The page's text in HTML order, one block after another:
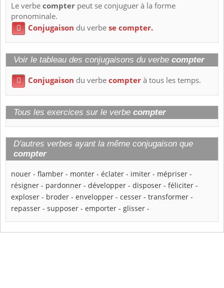
Le verbecompter peut se conjuguer à la forme
pronominale.
 Conjugaison du verbese compter.
Voir le tableau des conjugaisons du verbe compter
 Conjugaison du verbecompterà tous les temps.
Tous les exercices sur le verbe compter
D'autres verbes ayant la même conjugaison que
compter
nouer - flamber - monter - éclater - imiter - mépriser -
résigner - pardonner - développer - disposer - féliciter -
exploser - broder - envelopper - cesser - transformer -
repasser - supposer - emporter - glisser -